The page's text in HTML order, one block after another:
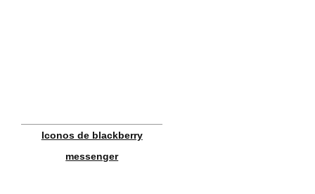
Iconos de blackberry
messenger